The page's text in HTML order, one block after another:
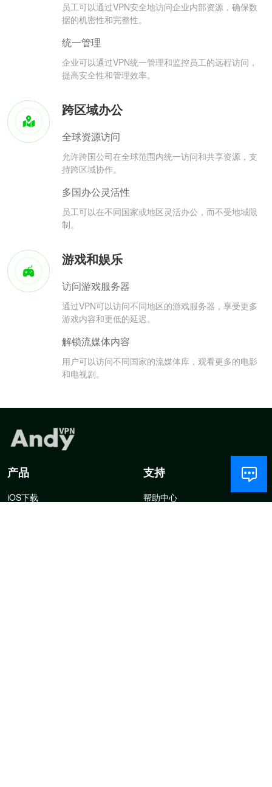
员工可以通过VPN安全地访问企业内部资源，确保数
据的机密性和完整性。
统一管理
企业可以通过VPN统一管理和监控员工的远程访问，
提高安全性和管理效率。
跨区域办公
全球资源访问
允许跨国公司在全球范围内统一访问和共享资源，支
持跨区域协作。
多国办公灵活性
员工可以在不同国家或地区灵活办公，而不受地域限
制。
游戏和娱乐
访问游戏服务器
通过VPN可以访问不同地区的游戏服务器，享受更多
游戏内容和更低的延迟。
解锁流媒体内容
用户可以访问不同国家的流媒体库，观看更多的电影
和电视剧。
产品
iOS下载
支持
帮助中心